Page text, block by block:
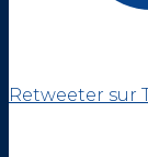
Retweeter sur